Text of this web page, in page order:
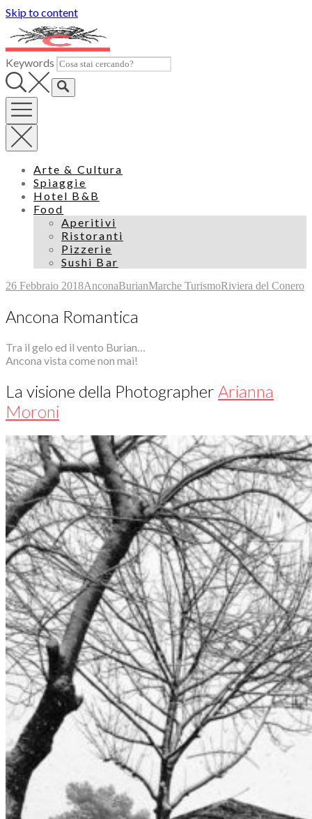
Skip to content
Keywords
Arte & Cultura
Spiaggie
Hotel B&B
Food
Aperitivi
Ristoranti
Pizzerie
Sushi Bar
26 Febbraio 2018AnconaBurianMarche TurismoRiviera del Conero
Ancona Romantica
Tra il gelo ed il vento Burian…
Ancona vista come non mai!
La visione della Photographer Arianna
Moroni